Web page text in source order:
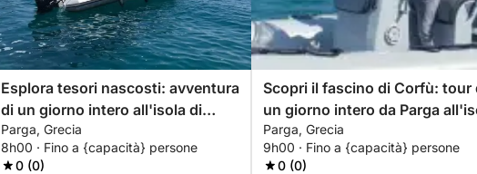
Esplora tesori nascosti: avventura
di un giorno intero all'isola di
Sivota da Parga!
Parga, Grecia
8h00 · Fino a {capacità} persone
0 (0)
Scopri il fascino di Corfù: tour
un giorno intero da Parga
di Corfù!
Parga, Grecia
9h00 · Fino a {capacità} persone
0 (0)